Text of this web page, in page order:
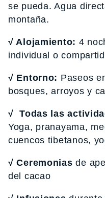
se pueda. Agua
montaña.
√ Alojamiento: 4
individual o
√ Entorno: Paseos
bosques, arroyos y
√ Todas las
Yoga, pranayama,
cuencos tibetanos,
√ Ceremonias de
del cacao